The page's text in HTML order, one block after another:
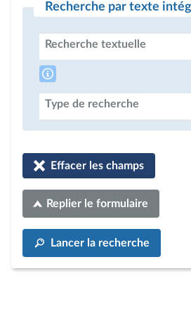
Recherche par texte
Recherche textuelle
Type de recherche
Effacer les champs
Replier le formulaire
Lancer la recherche